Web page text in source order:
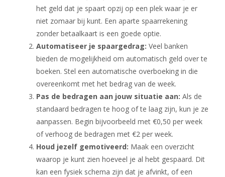
het geld dat je spaart opzij op een plek waar je er
niet zomaar bij kunt. Een aparte spaarrekening
zonder betaalkaart is een goede optie.
Automatiseer je spaargedrag: Veel banken
bieden de mogelijkheid om automatisch geld over te
boeken. Stel een automatische overboeking in die
overeenkomt met het bedrag van de week.
Pas de bedragen aan jouw situatie aan: Als de
standaard bedragen te hoog of te laag zijn, kun je ze
aanpassen. Begin bijvoorbeeld met €0,50 per week
of verhoog de bedragen met €2 per week.
Houd jezelf gemotiveerd: Maak een overzicht
waarop je kunt zien hoeveel je al hebt gespaard. Dit
kan een fysiek schema zijn dat je afvinkt, of een